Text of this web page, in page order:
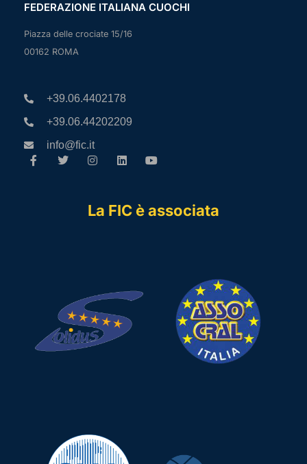
FEDERAZIONE ITALIANA CUOCHI
Piazza delle crociate 15/16
00162 ROMA
+39.06.4402178
+39.06.44202209
info@fic.it
La FIC è associata